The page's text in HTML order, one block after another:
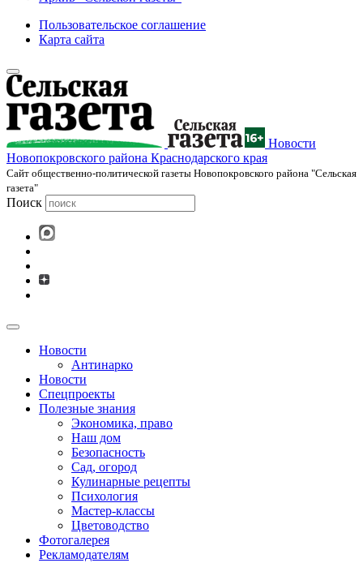
Пользовательское соглашение
Карта сайта
Новости
Новопокровского района Краснодарского края
Cайт общественно-политической газеты Новопокровского района "Сельская
газета"
Поиск
Новости
Антинарко
Новости
Спецпроекты
Полезные знания
Экономика, право
Наш дом
Безопасность
Сад, огород
Кулинарные рецепты
Психология
Мастер-классы
Цветоводство
Фотогалерея
Рекламодателям